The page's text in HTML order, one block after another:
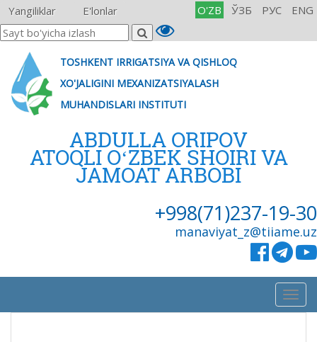
Yangiliklar E'lonlar O'ZB ЎЗБ РУС ENG
TOSHKENT IRRIGATSIYA VA QISHLOQ
XO'JALIGINI MEXANIZATSIYALASH
MUHANDISLARI INSTITUTI
ABDULLA ORIPOV
ATOQLI OʻZBEK SHOIRI VA
JAMOAT ARBOBI
+998(71)237-19-30
manaviyat_z@tiiame.uz